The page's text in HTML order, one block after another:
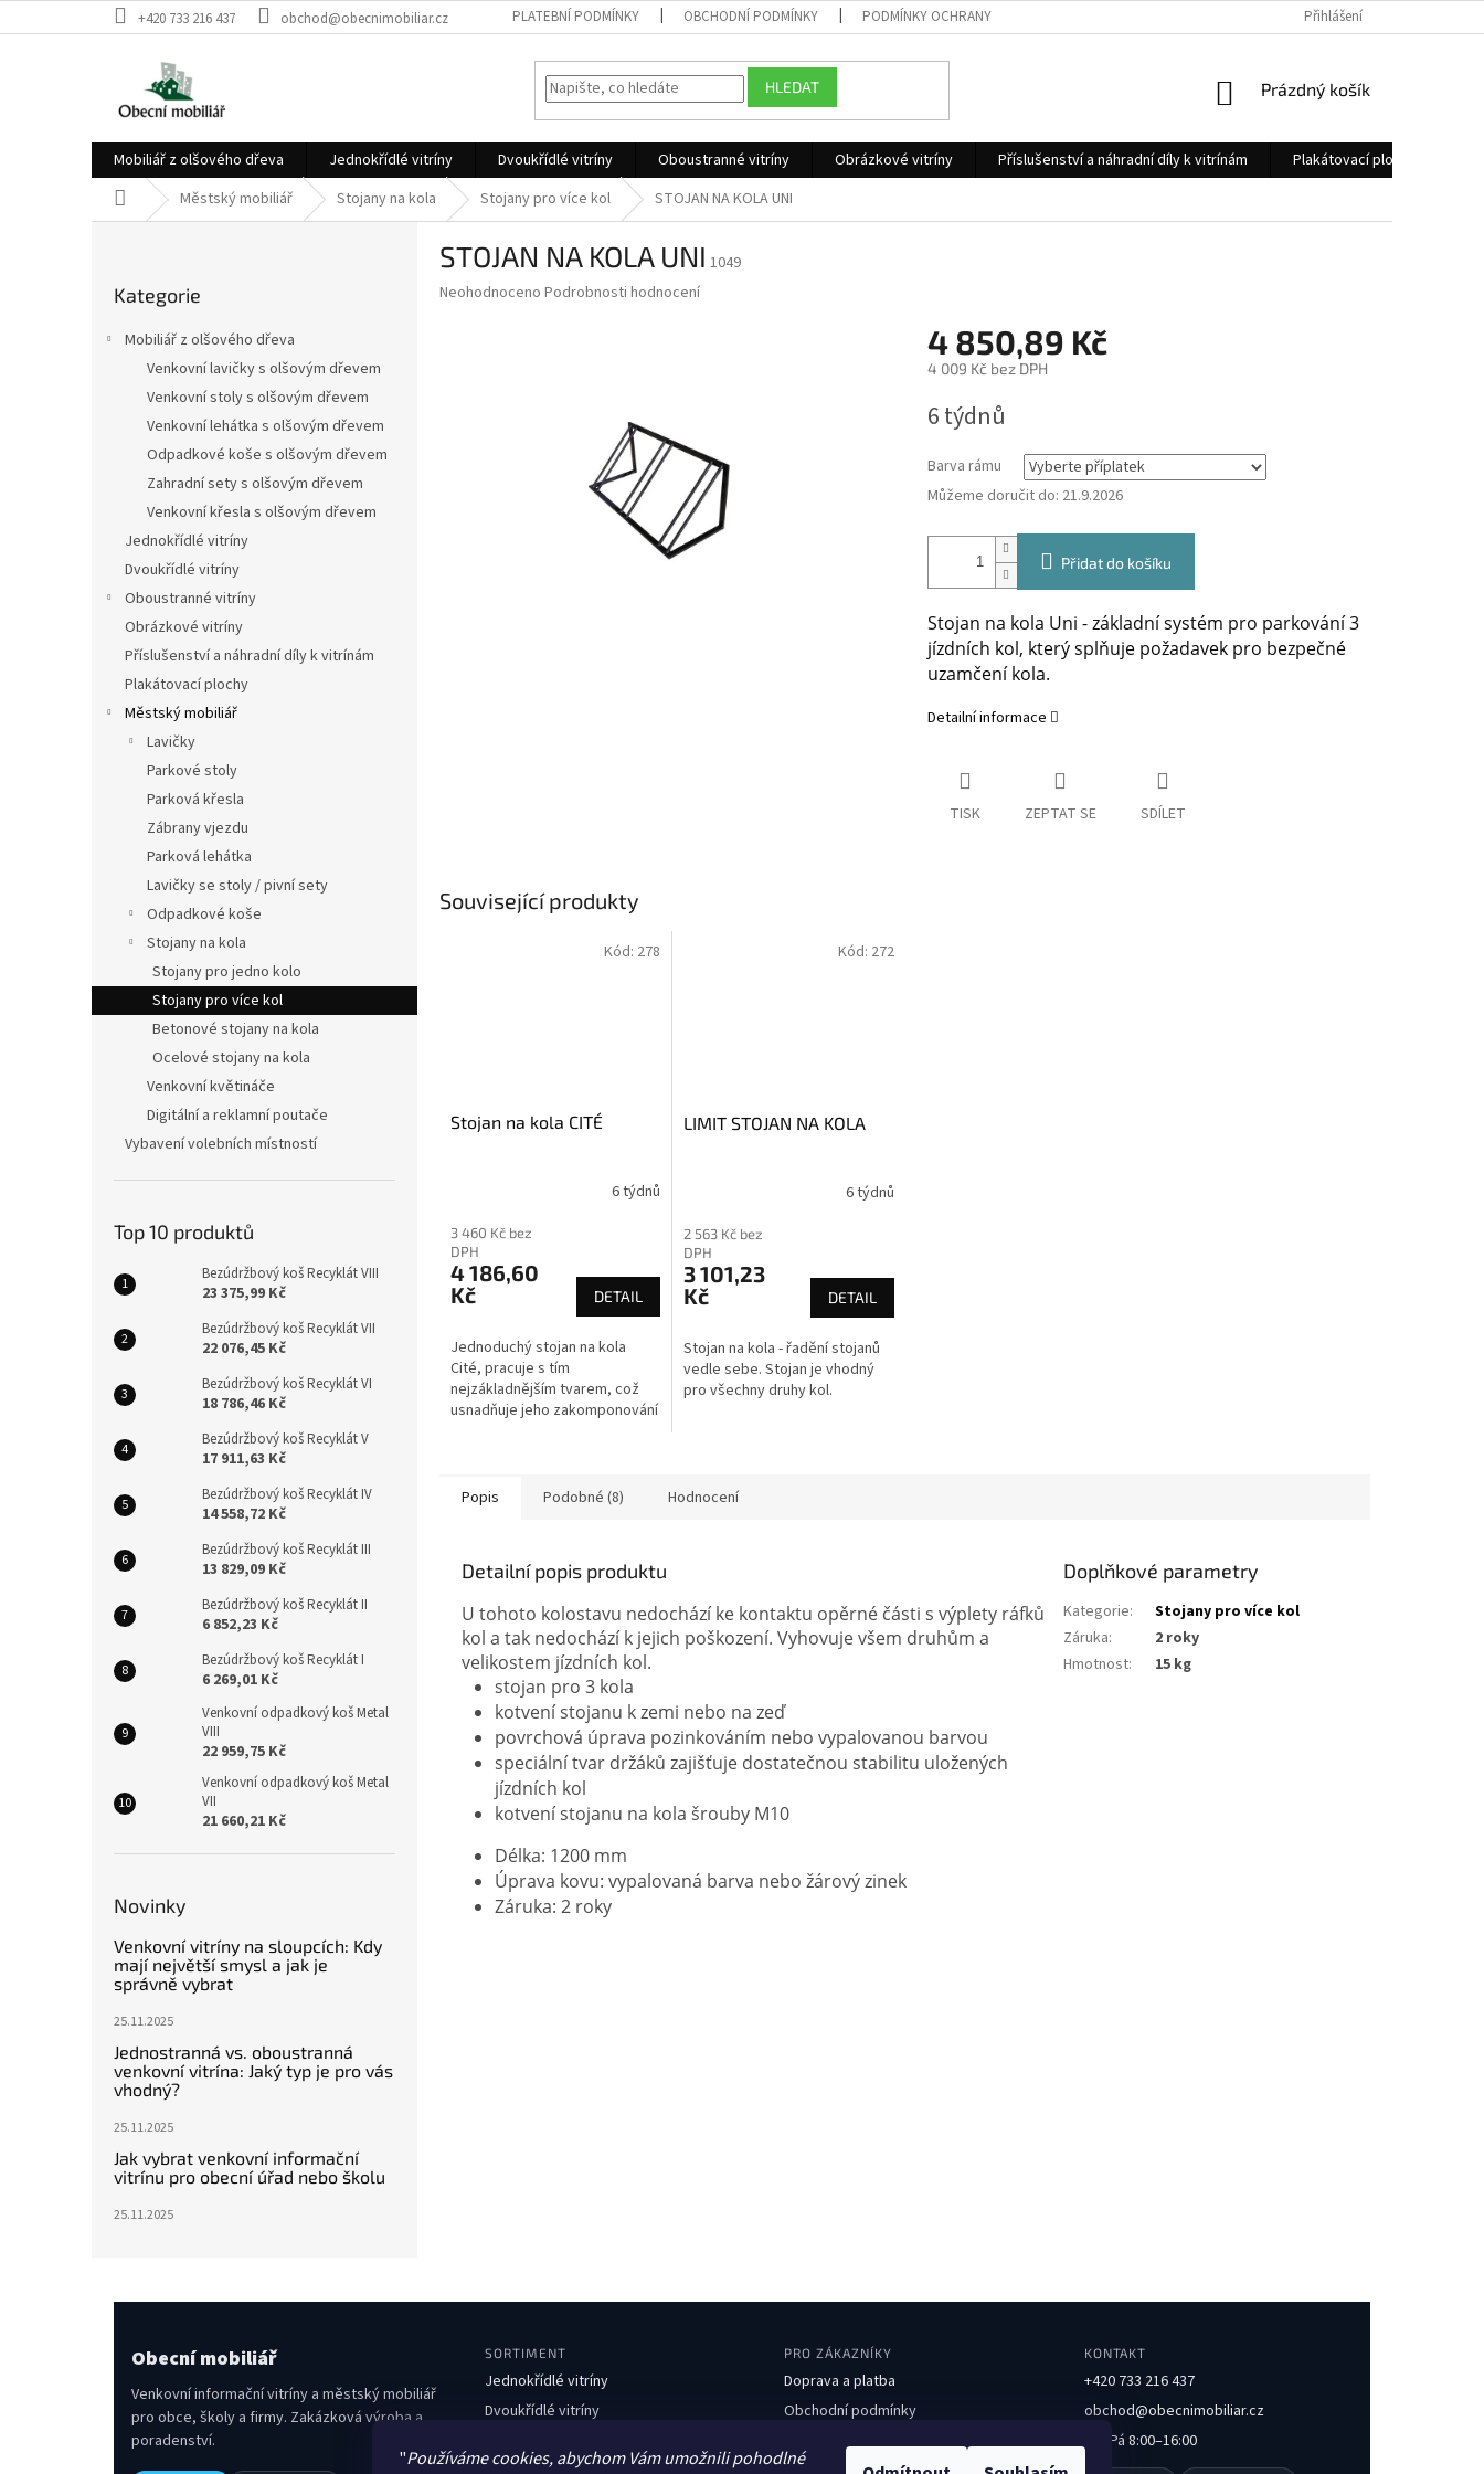
"Používáme cookies, abychom Vám umožnili pohodlné
na
+420 733 216 437 obchod@obecnimobiliar.cz PLATEBNÍ PODMÍNKY OBCHODNÍ PODMÍNKY PODMÍNKY OCHRANY OSOBNÍCH ÚDAJŮ Přihlášení
HLEDAT
NÁKUPNÍ
Prázdný košík
Mobiliář z olšového dřeva Jednokřídlé vitríny Dvoukřídlé vitríny Oboustranné vitríny Obrázkové vitríny Příslušenství a náhradní díly k vitrínám Plakátovací plochy
Domů Městský mobiliář Stojany na kola Stojany pro více kol STOJAN NA KOLA UNI
kategorie
Kategorie
Mobiliář z olšového dřeva
Venkovní lavičky s olšovým dřevem
Venkovní stoly s olšovým dřevem
Venkovní lehátka s olšovým dřevem
Odpadkové koše s olšovým dřevem
Zahradní sety s olšovým dřevem
Venkovní křesla s olšovým dřevem
Jednokřídlé vitríny
Dvoukřídlé vitríny
Oboustranné vitríny
Obrázkové vitríny
Příslušenství a náhradní díly k vitrínám
Plakátovací plochy
Městský mobiliář
Lavičky
Parkové stoly
Parková křesla
Zábrany vjezdu
Parková lehátka
Lavičky se stoly / pivní sety
Odpadkové koše
Stojany na kola
Stojany pro jedno kolo
Stojany pro více kol
Betonové stojany na kola
Ocelové stojany na kola
Venkovní květináče
Digitální a reklamní poutače
Vybavení volebních místností
Top 10 produktů
Bezúdržbový koš Recyklát VIII
23 375,99 Kč
Bezúdržbový koš Recyklát VII
22 076,45 Kč
Bezúdržbový koš Recyklát VI
18 786,46 Kč
Bezúdržbový koš Recyklát V
17 911,63 Kč
Bezúdržbový koš Recyklát IV
14 558,72 Kč
Bezúdržbový koš Recyklát III
13 829,09 Kč
Bezúdržbový koš Recyklát II
6 852,23 Kč
Bezúdržbový koš Recyklát I
6 269,01 Kč
Venkovní odpadkový koš Metal
VIII
22 959,75 Kč
Venkovní odpadkový koš Metal
VII
21 660,21 Kč
Novinky
Venkovní vitríny na sloupcích: Kdy
mají největší smysl a jak je
správně vybrat
25.11.2025
Jednostranná vs. oboustranná
venkovní vitrína: Jaký typ je pro vás
vhodný?
25.11.2025
Jak vybrat venkovní informační
vitrínu pro obecní úřad nebo školu
25.11.2025
STOJAN NA KOLA UNI 1049
Průměrné
Neohodnoceno Podrobnosti hodnocení
4 850,89 Kč
4 009 Kčbez DPH
cena:
6 týdnů
Barva rámu
Můžeme doručit do: 21.9.2026
Přidat do košíku
Stojan na kola Uni - základní systém pro parkování 3
jízdních kol, který splňuje požadavek pro bezpečné
uzamčení kola.
Detailní informace
TISK ZEPTAT SE SDÍLET
Související produkty
Stojan na kola CITÉ
6 týdnů
3 460 Kč bez
DPH
4 186,60
Kč
DETAIL
Jednoduchý stojan na kola
Cité, pracuje s tím
nejzákladnějším tvarem, což
usnadňuje jeho zakomponování
Kód: 278
LIMIT STOJAN NA KOLA
6 týdnů
2 563 Kč bez
DPH
3 101,23
Kč
DETAIL
Stojan na kola - řadění stojanů
vedle sebe. Stojan je vhodný
pro všechny druhy kol.
Kód: 272
Popis Podobné (8) Hodnocení
Detailní popis produktu
U tohoto kolostavu nedochází ke kontaktu opěrné části s výplety ráfků
kol a tak nedochází k jejich poškození. Vyhovuje všem druhům a
velikostem jízdních kol.
stojan pro 3 kola
kotvení stojanu k zemi nebo na zeď
povrchová úprava pozinkováním nebo vypalovanou barvou
speciální tvar držáků zajišťuje dostatečnou stabilitu uložených
jízdních kol
kotvení stojanu na kola šrouby M10
Délka: 1200 mm
Úprava kovu: vypalovaná barva nebo žárový zinek
Záruka: 2 roky
Doplňkové parametry
Kategorie:
Stojany pro více kol
Záruka:
2 roky
Hmotnost: 15 kg
Obecní mobiliář
Venkovní informační vitríny a městský mobiliář
pro obce, školy a firmy. Zakázková výroba a
poradenství.
SORTIMENT
Jednokřídlé vitríny
Dvoukřídlé vitríny
PRO ZÁKAZNÍKY
Doprava a platba
Obchodní podmínky
Ochrana osobních údajů
KONTAKT
+420 733 216 437
obchod@obecnimobiliar.cz
Po–Pá 8:00–16:00